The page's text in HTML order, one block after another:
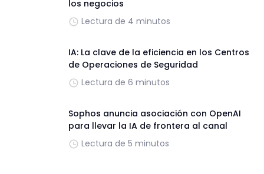
los negocios
Lectura de 4 minutos
IA: La clave de la eficiencia en los Centros
de Operaciones de Seguridad
Lectura de 6 minutos
Sophos anuncia asociación con OpenAI
para llevar la IA de frontera al canal
Lectura de 5 minutos